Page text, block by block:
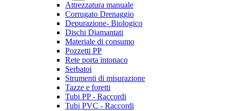
Attrezzatura manuale
Corrugato Drenaggio
Depurazione- Biologico
Dischi Diamantati
Materiale di consumo
Pozzetti PP
Rete porta intonaco
Serbatoi
Strumenti di misurazione
Tazze e foretti
Tubi PP - Raccordi
Tubi PVC - Raccordi